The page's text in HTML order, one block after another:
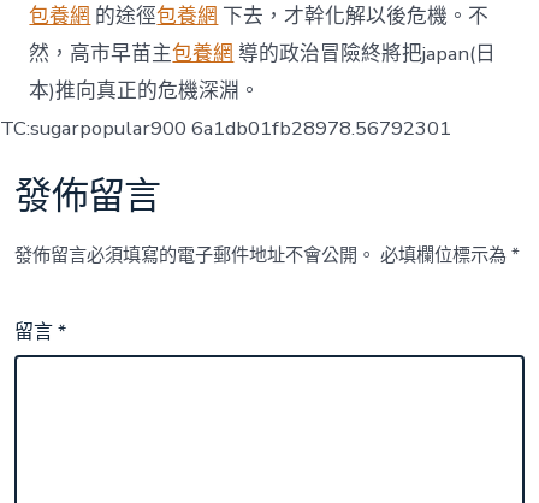
包養網 的途徑包養網 下去，才幹化解以後危機。不
然，高市早苗主包養網 導的政治冒險終將把japan(日
本)推向真正的危機深淵。
TC:sugarpopular900 6a1db01fb28978.56792301
發佈留言
發佈留言必須填寫的電子郵件地址不會公開。 必填欄位標示為*
留言*